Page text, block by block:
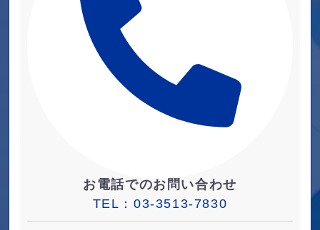
お電話でのお問い合わせ
TEL：03-3513-7830